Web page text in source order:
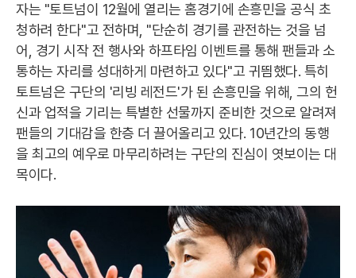
자는 "토트넘이 12월에 열리는 홈경기에 손흥민을 공식 초
청하려 한다"고 전하며, "단순히 경기를 관전하는 것을 넘
어, 경기 시작 전 행사와 하프타임 이벤트를 통해 팬들과 소
통하는 자리를 성대하게 마련하고 있다"고 귀띔했다. 특히
토트넘은 구단의 '리빙 레전드'가 된 손흥민을 위해, 그의 헌
신과 업적을 기리는 특별한 선물까지 준비한 것으로 알려져
팬들의 기대감을 한층 더 끌어올리고 있다. 10년간의 동행
을 최고의 예우로 마무리하려는 구단의 진심이 엿보이는 대
목이다.